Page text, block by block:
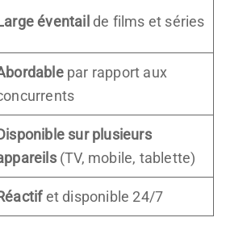
éventailde films et séries
par rapport aux
sur plusieurs
(TV, mobile, tablette)
et disponible 24/7